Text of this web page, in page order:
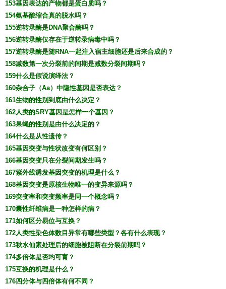
153基因表达的产物都是蛋白质吗？
154氨基酸缩合真的脱水吗？
155逆转录酶是DNA聚合酶吗？
156逆转录酶仅存在于逆转录病毒中吗？
157逆转录酶是随RNA一起注入宿主细胞还是后来合成的？
158减数第一次分裂前的间期是减数分裂间期吗？
159什么是假说演绎法？
160杂合子（Aa）中隐性基因是否表达？
161生物的性别到底由什么决定？
162人类的SRY基因是怎样一个基因？
163果蝇的性别是由什么决定的？
164什么是从性遗传？
165基因突变与性状改变有何区别？
166基因突变只在分裂间期发生吗？
167紫外线诱发基因突变的机理是什么？
168基因突变是原核生物唯一的变异来源吗？
169突变率和突变频率是同一个概念吗？
170囊性纤维病是一种怎样的病？
171如何区分易位与互换？
172人类性染色体数目异常有哪些类型？各有什么表现？
173秋水仙素处理后的细胞被阻断在分裂前期吗？
174多倍体是否均可育？
175互换的机理是什么？
176四分体与四倍体有何不同？